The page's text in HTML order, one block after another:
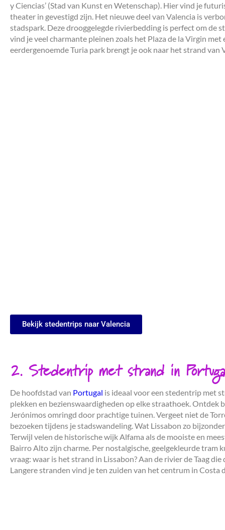
y Ciencias’ (Stad van Kunst en Wetenschap). Hier vind je
theater in gevestigd zijn. Het nieuwe deel van Valencia is
stadspark. Deze drooggelegde rivierbedding is perfect om de
vind je veel charmante pleinen zoals het Plaza de la Virgin
eerdergenoemde Turia park brengt je ook naar het strand van
Bekijk stedentrips naar Valencia
2. Stedentrip met strand in
De hoofdstad van Portugal is ideaal voor een stedentrip met
plekken en bezienswaardigheden op elke straathoek.
Jerónimos omringd door prachtige tuinen. Vergeet niet de
bezoeken tijdens je stadswandeling. Wat Lissabon zo
Terwijl velen de historische wijk Alfama als de mooiste en
Bairro Alto zijn charme. Per nostalgische, geelgekleurde tram
vraag: waar is het strand in Lissabon? Aan de rivier de Taag
Langere stranden vind je ten zuiden van het centrum in Costa